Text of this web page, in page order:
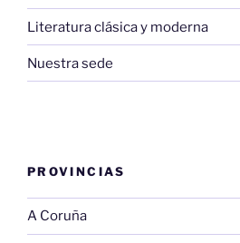
Literatura clásica y moderna
Nuestra sede
PROVINCIAS
A Coruña